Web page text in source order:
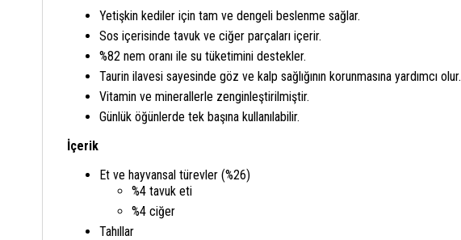
Yetişkin kediler için tam ve dengeli beslenme sağlar.
Sos içerisinde tavuk ve ciğer parçaları içerir.
%82 nem oranı ile su tüketimini destekler.
Taurin ilavesi sayesinde göz ve kalp sağlığının korunmasına yardımcı olur.
Vitamin ve minerallerle zenginleştirilmiştir.
Günlük öğünlerde tek başına kullanılabilir.
İçerik
Et ve hayvansal türevler (%26)
%4 tavuk eti
%4 ciğer
Tahıllar